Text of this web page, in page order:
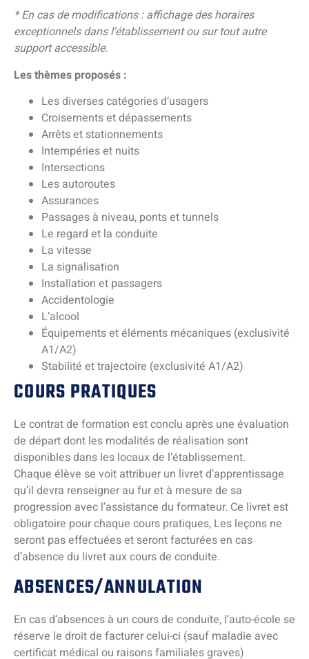
* En cas de modifications : affichage des horaires
exceptionnels dans l’établissement ou sur tout autre
support accessible.
Les thèmes proposés :
Les diverses catégories d’usagers
Croisements et dépassements
Arrêts et stationnements
Intempéries et nuits
Intersections
Les autoroutes
Assurances
Passages à niveau, ponts et tunnels
Le regard et la conduite
La vitesse
La signalisation
Installation et passagers
Accidentologie
L’alcool
Équipements et éléments mécaniques (exclusivité
A1/A2)
Stabilité et trajectoire (exclusivité A1/A2)
COURS PRATIQUES
Le contrat de formation est conclu après une évaluation
de départ dont les modalités de réalisation sont
disponibles dans les locaux de l’établissement.
Chaque élève se voit attribuer un livret d’apprentissage
qu’il devra renseigner au fur et à mesure de sa
progression avec l’assistance du formateur. Ce livret est
obligatoire pour chaque cours pratiques, Les leçons ne
seront pas effectuées et seront facturées en cas
d’absence du livret aux cours de conduite.
ABSENCES/ANNULATION
En cas d’absences à un cours de conduite, l’auto-école se
réserve le droit de facturer celui-ci (sauf maladie avec
certificat médical ou raisons familiales graves)